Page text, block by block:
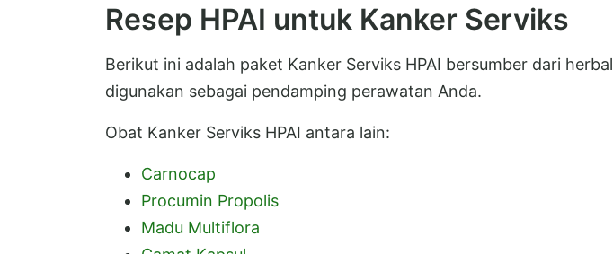
Resep HPAI untuk Kanker Serviks
Berikut ini adalah paket Kanker Serviks HPAI bersumber dari herbal
digunakan sebagai pendamping perawatan Anda.
Obat Kanker Serviks HPAI antara lain:
Carnocap
Procumin Propolis
Madu Multiflora